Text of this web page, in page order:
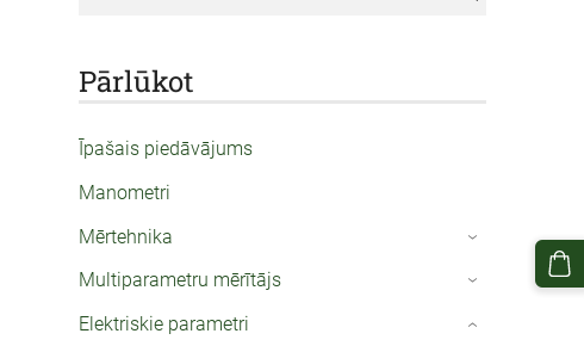
Pārlūkot
Īpašais piedāvājums
Manometri
Mērtehnika
›
Multiparametru mērītājs ›
Elektriskie parametri ›